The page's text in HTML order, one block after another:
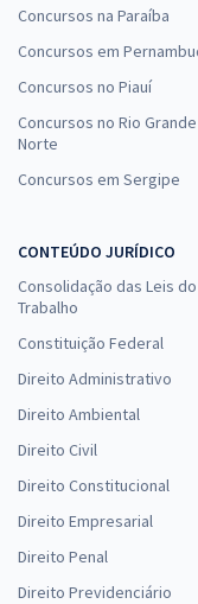
Concursos na Paraíba
Concursos em
Concursos no Piauí
Concursos no Rio
Norte
Concursos em Sergipe
CONTEÚDO JURÍDICO
Consolidação das Leis do
Trabalho
Constituição Federal
Direito Administrativo
Direito Ambiental
Direito Civil
Direito Constitucional
Direito Empresarial
Direito Penal
Direito Previdenciário